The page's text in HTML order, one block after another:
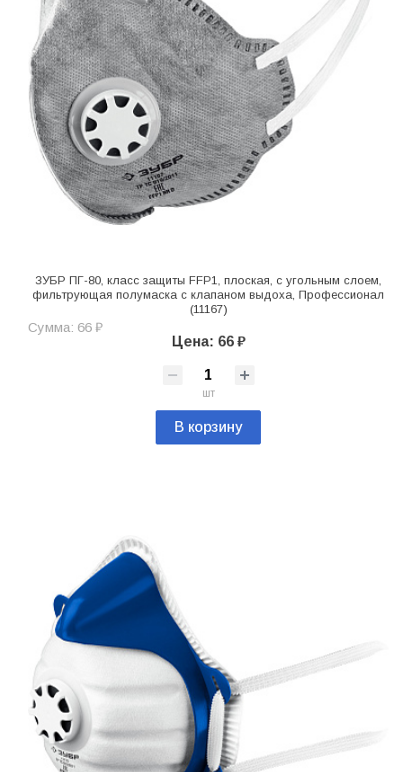
ЗУБР ПГ-80, класс защиты FFP1, плоская, с угольным слоем,
фильтрующая полумаска с клапаном выдоха, Профессионал
(11167)
Сумма: 66 ₽
Цена: 66 ₽
шт
В корзину